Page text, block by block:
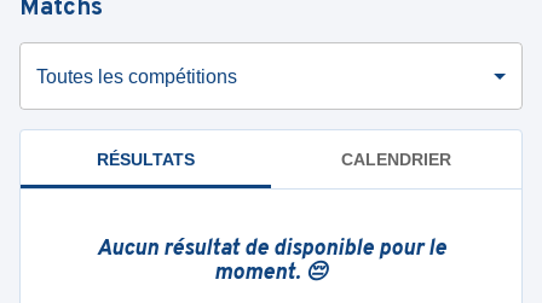
Matchs
Toutes les compétitions
RÉSULTATS CALENDRIER
Aucun résultat de disponible pour le
moment. 😔